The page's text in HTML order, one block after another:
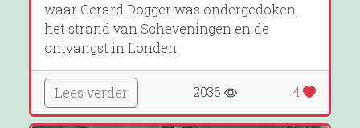
waar Gerard Dogger was ondergedoken,
het strand van Scheveningen en de
ontvangst in Londen.
Lees verder 2036 4